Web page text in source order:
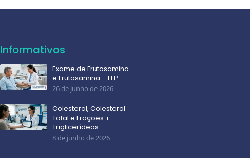
Informativos
Exame de Frutosamina
e Frutosamina – H.P.
26 de junho de 2026
Colesterol, Colesterol
Total e Frações +
Triglicerídeos
8 de junho de 2026